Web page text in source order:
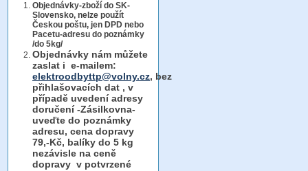
Objednávky-zboží do SK-
Slovensko, nelze použít
Českou poštu, jen DPD nebo
Pacetu-adresu do poznámky
/do 5kg/
Objednávky nám můžete
zaslat i e-mailem:
elektroodbyttp@volny.cz, bez
přihlašovacích dat , v
případě uvedení adresy
doručení -Zásilkovna-
uveďte do poznámky
adresu, cena dopravy
79,-Kč, balíky do 5 kg
nezávisle na ceně
dopravy v potvrzené